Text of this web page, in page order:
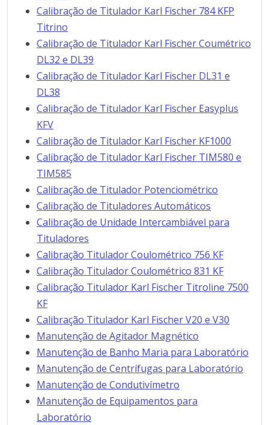
Calibração de Titulador Karl Fischer 784 KFP
Titrino
Calibração de Titulador Karl Fischer Coumétrico
DL32 e DL39
Calibração de Titulador Karl Fischer DL31 e
DL38
Calibração de Titulador Karl Fischer Easyplus
KFV
Calibração de Titulador Karl Fischer KF1000
Calibração de Titulador Karl Fischer TIM580 e
TIM585
Calibração de Titulador Potenciométrico
Calibração de Tituladores Automáticos
Calibração de Unidade Intercambiável para
Tituladores
Calibração Titulador Coulométrico 756 KF
Calibração Titulador Coulométrico 831 KF
Calibração Titulador Karl Fischer Titroline 7500
KF
Calibração Titulador Karl Fischer V20 e V30
Manutenção de Agitador Magnético
Manutenção de Banho Maria para Laboratório
Manutenção de Centrífugas para Laboratório
Manutenção de Condutivímetro
Manutenção de Equipamentos para
Laboratório